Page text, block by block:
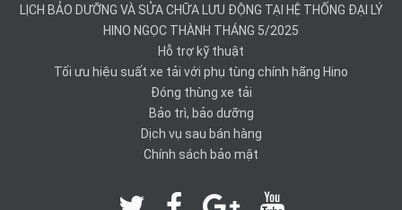
LỊCH BẢO DƯỠNG VÀ SỬA CHỮA LƯU ĐỘNG TẠI HỆ THỐNG ĐẠI LÝ
HINO NGỌC THÀNH THÁNG 5/2025
Hỗ trợ kỹ thuật
Tối ưu hiệu suất xe tải với phụ tùng chính hãng Hino
Đóng thùng xe tải
Bảo trì, bảo dưỡng
Dịch vụ sau bán hàng
Chính sách bảo mật